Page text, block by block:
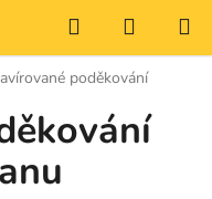
Hledat
KOŠÍK
poděkování